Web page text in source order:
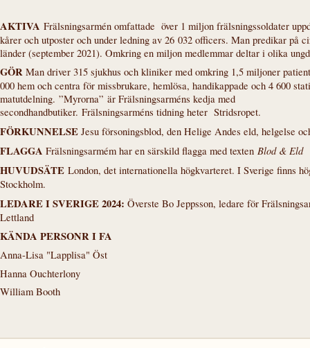
AKTIVA Frälsningsarmén omfattade över 1 miljon frälsningssoldater
kårer och utposter och under ledning av 26 032 officers. Man predikar på
länder (september 2021). Omkring en miljon medlemmar deltar i olika
GÖR Man driver 315 sjukhus och kliniker med omkring 1,5 miljoner
000 hem och centra för missbrukare, hemlösa, handikappade och 4 600
matutdelning. ”Myrorna” är Frälsningsarméns kedja med
secondhandbutiker. Frälsningsarméns tidning heter Stridsropet.
FÖRKUNNELSE Jesu försoningsblod, den Helige Andes eld, helgelse
FLAGGA Frälsningsarmém har en särskild flagga med texten Blod & Eld
HUVUDSÄTE London, det internationella högkvarteret. I Sverige finns
Stockholm.
LEDARE I SVERIGE 2024: Överste Bo Jeppsson, ledare för
Lettland
KÄNDA PERSONR I FA
Anna-Lisa "Lapplisa" Öst
Hanna Ouchterlony
William Booth